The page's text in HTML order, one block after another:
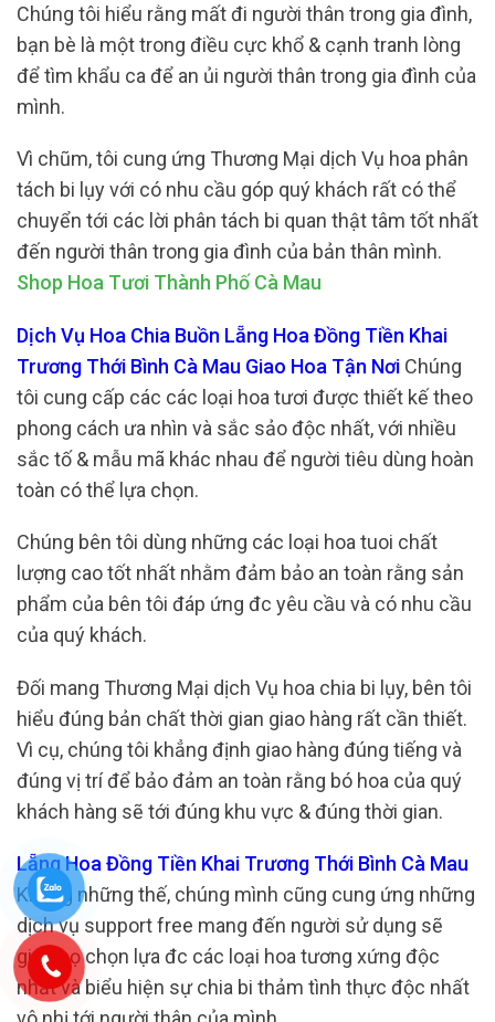
Chúng tôi hiểu rằng mất đi người thân trong gia đình,
bạn bè là một trong điều cực khổ & cạnh tranh lòng
để tìm khẩu ca để an ủi người thân trong gia đình của
mình.
Vì chũm, tôi cung ứng Thương Mại dịch Vụ hoa phân
tách bi lụy với có nhu cầu góp quý khách rất có thể
chuyển tới các lời phân tách bi quan thật tâm tốt nhất
đến người thân trong gia đình của bản thân mình.
Shop Hoa Tươi Thành Phố Cà Mau
Dịch Vụ Hoa Chia Buồn Lẵng Hoa Đồng Tiền Khai
Trương Thới Bình Cà Mau Giao Hoa Tận Nơi Chúng
tôi cung cấp các các loại hoa tươi được thiết kế theo
phong cách ưa nhìn và sắc sảo độc nhất, với nhiều
sắc tố & mẫu mã khác nhau để người tiêu dùng hoàn
toàn có thể lựa chọn.
Chúng bên tôi dùng những các loại hoa tuoi chất
lượng cao tốt nhất nhằm đảm bảo an toàn rằng sản
phẩm của bên tôi đáp ứng đc yêu cầu và có nhu cầu
của quý khách.
Đối mang Thương Mại dịch Vụ hoa chia bi lụy, bên tôi
hiểu đúng bản chất thời gian giao hàng rất cần thiết.
Vì cụ, chúng tôi khẳng định giao hàng đúng tiếng và
đúng vị trí để bảo đảm an toàn rằng bó hoa của quý
khách hàng sẽ tới đúng khu vực & đúng thời gian.
Lẵng Hoa Đồng Tiền Khai Trương Thới Bình Cà Mau
Không những thế, chúng mình cũng cung ứng những
dịch vụ support free mang đến người sử dụng sẽ
giúp họ chọn lựa đc các loại hoa tương xứng độc
nhất và biểu hiện sự chia bi thảm tình thực độc nhất